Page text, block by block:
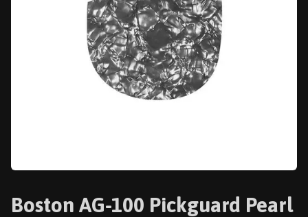
Boston AG-100 Pickguard Pearl